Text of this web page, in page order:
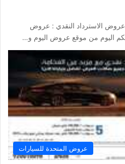
عروض المتحدة للسيارات 2017 عروض الاسترداد النقدي : عروض
عروض المتحدة للسيارات